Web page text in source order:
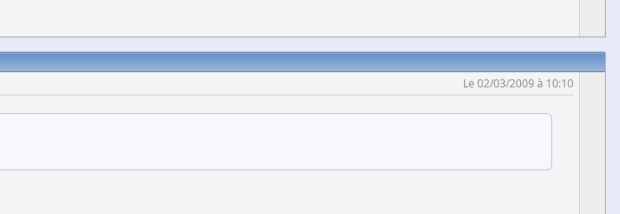
Le 02/03/2009 à 10:10